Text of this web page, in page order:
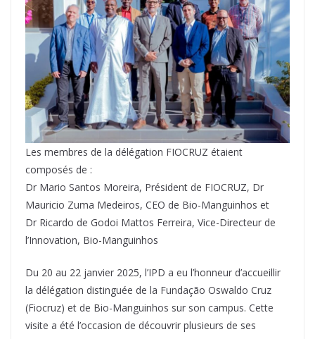
Les membres de la délégation FIOCRUZ étaient
composés de :
Dr Mario Santos Moreira, Président de FIOCRUZ, Dr
Mauricio Zuma Medeiros, CEO de Bio-Manguinhos et
Dr Ricardo de Godoi Mattos Ferreira, Vice-Directeur de
l’Innovation, Bio-Manguinhos
Du 20 au 22 janvier 2025, l’IPD a eu l’honneur d’accueillir
la délégation distinguée de la Fundação Oswaldo Cruz
(Fiocruz) et de Bio-Manguinhos sur son campus. Cette
visite a été l’occasion de découvrir plusieurs de ses